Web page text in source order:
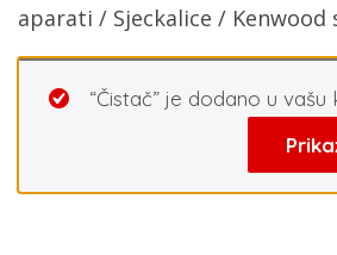
aparati / Sjeckalice / Kenwood
“Čistač” je dodano u vašu